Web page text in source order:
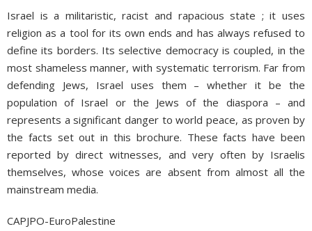
Israel is a militaristic, racist and rapacious state ; it uses
religion as a tool for its own ends and has always refused to
define its borders. Its selective democracy is coupled, in the
most shameless manner, with systematic terrorism. Far from
defending Jews, Israel uses them – whether it be the
population of Israel or the Jews of the diaspora – and
represents a significant danger to world peace, as proven by
the facts set out in this brochure. These facts have been
reported by direct witnesses, and very often by Israelis
themselves, whose voices are absent from almost all the
mainstream media.
CAPJPO-EuroPalestine